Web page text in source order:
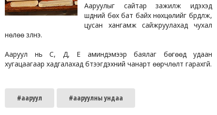
Ааруулыг сайтар зажилж идэхэд
шүдний бөх бат байх нөхцөлийг бүрдүүлж,
цусан хангамж сайжруулахад чухал
нөлөө үзүүлнэ.
Ааруул нь С, Д, Е аминдэмээр баялаг бөгөөд удаан
хугацаагаар хадгалахад бүтээгдэхүүний чанарт өөрчлөлт гарахгүй.
#ааруул #ааруулны ундаа